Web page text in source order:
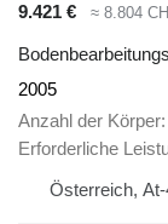
9.421 €
≈ 8.804
2005
Anzahl der Körper
Erforderliche
Österreich,